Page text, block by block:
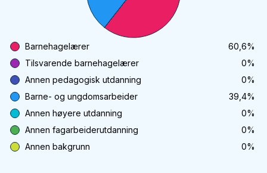
Barnehagelærer 60,6%
Tilsvarende barnehagelærer
0%
Annen pedagogisk utdanning
0%
Barne- og ungdomsarbeider
39,4%
Annen høyere utdanning
0%
Annen fagarbeiderutdanning
0%
Annen bakgrunn
0%